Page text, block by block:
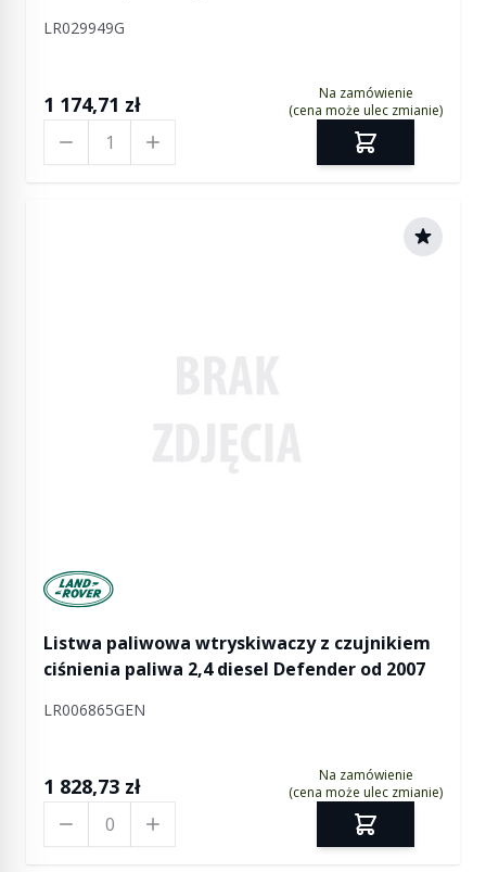
LR029949G
1 174,71 zł
Na zamówienie
(cena może ulec zmianie)
Manufactured by Land rover
Listwa paliwowa wtryskiwaczy z czujnikiem
ciśnienia paliwa 2,4 diesel Defender od 2007
LR006865GEN
1 828,73 zł
Na zamówienie
(cena może ulec zmianie)